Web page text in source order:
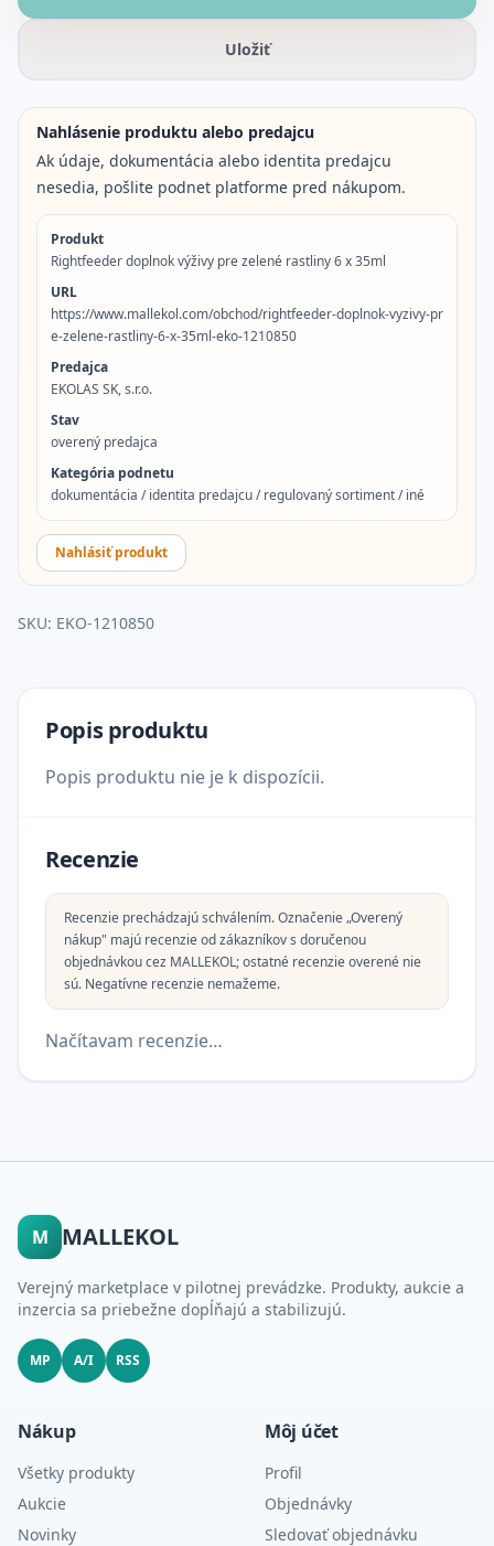
Uložiť
Nahlásenie produktu alebo predajcu
Ak údaje, dokumentácia alebo identita predajcu
nesedia, pošlite podnet platforme pred nákupom.
Produkt
Rightfeeder doplnok výživy pre zelené rastliny 6 x 35ml
URL
https://www.mallekol.com/obchod/rightfeeder-doplnok-vyzivy-pr
e-zelene-rastliny-6-x-35ml-eko-1210850
Predajca
EKOLAS SK, s.r.o.
Stav
overený predajca
Kategória podnetu
dokumentácia / identita predajcu / regulovaný sortiment / iné
Nahlásiť produkt
SKU: EKO-1210850
Popis produktu
Popis produktu nie je k dispozícii.
Recenzie
Recenzie prechádzajú schválením. Označenie „Overený
nákup" majú recenzie od zákazníkov s doručenou
objednávkou cez MALLEKOL; ostatné recenzie overené nie
sú. Negatívne recenzie nemažeme.
Načítavam recenzie…
M MALLEKOL
Verejný marketplace v pilotnej prevádzke. Produkty, aukcie a
inzercia sa priebežne dopĺňajú a stabilizujú.
MP A/I RSS
Nákup
Všetky produkty
Aukcie
Novinky
Môj účet
Profil
Objednávky
Sledovať objednávku